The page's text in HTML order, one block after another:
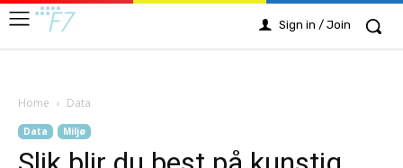
Sign in / Join
Home Data
Data Miljø